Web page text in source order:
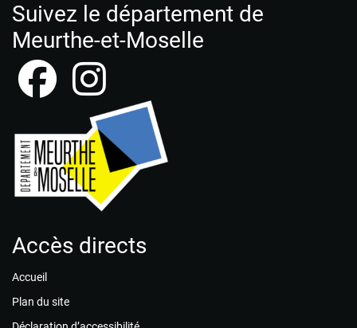
Suivez le département de
Meurthe-et-Moselle
Accès directs
Accueil
Plan du site